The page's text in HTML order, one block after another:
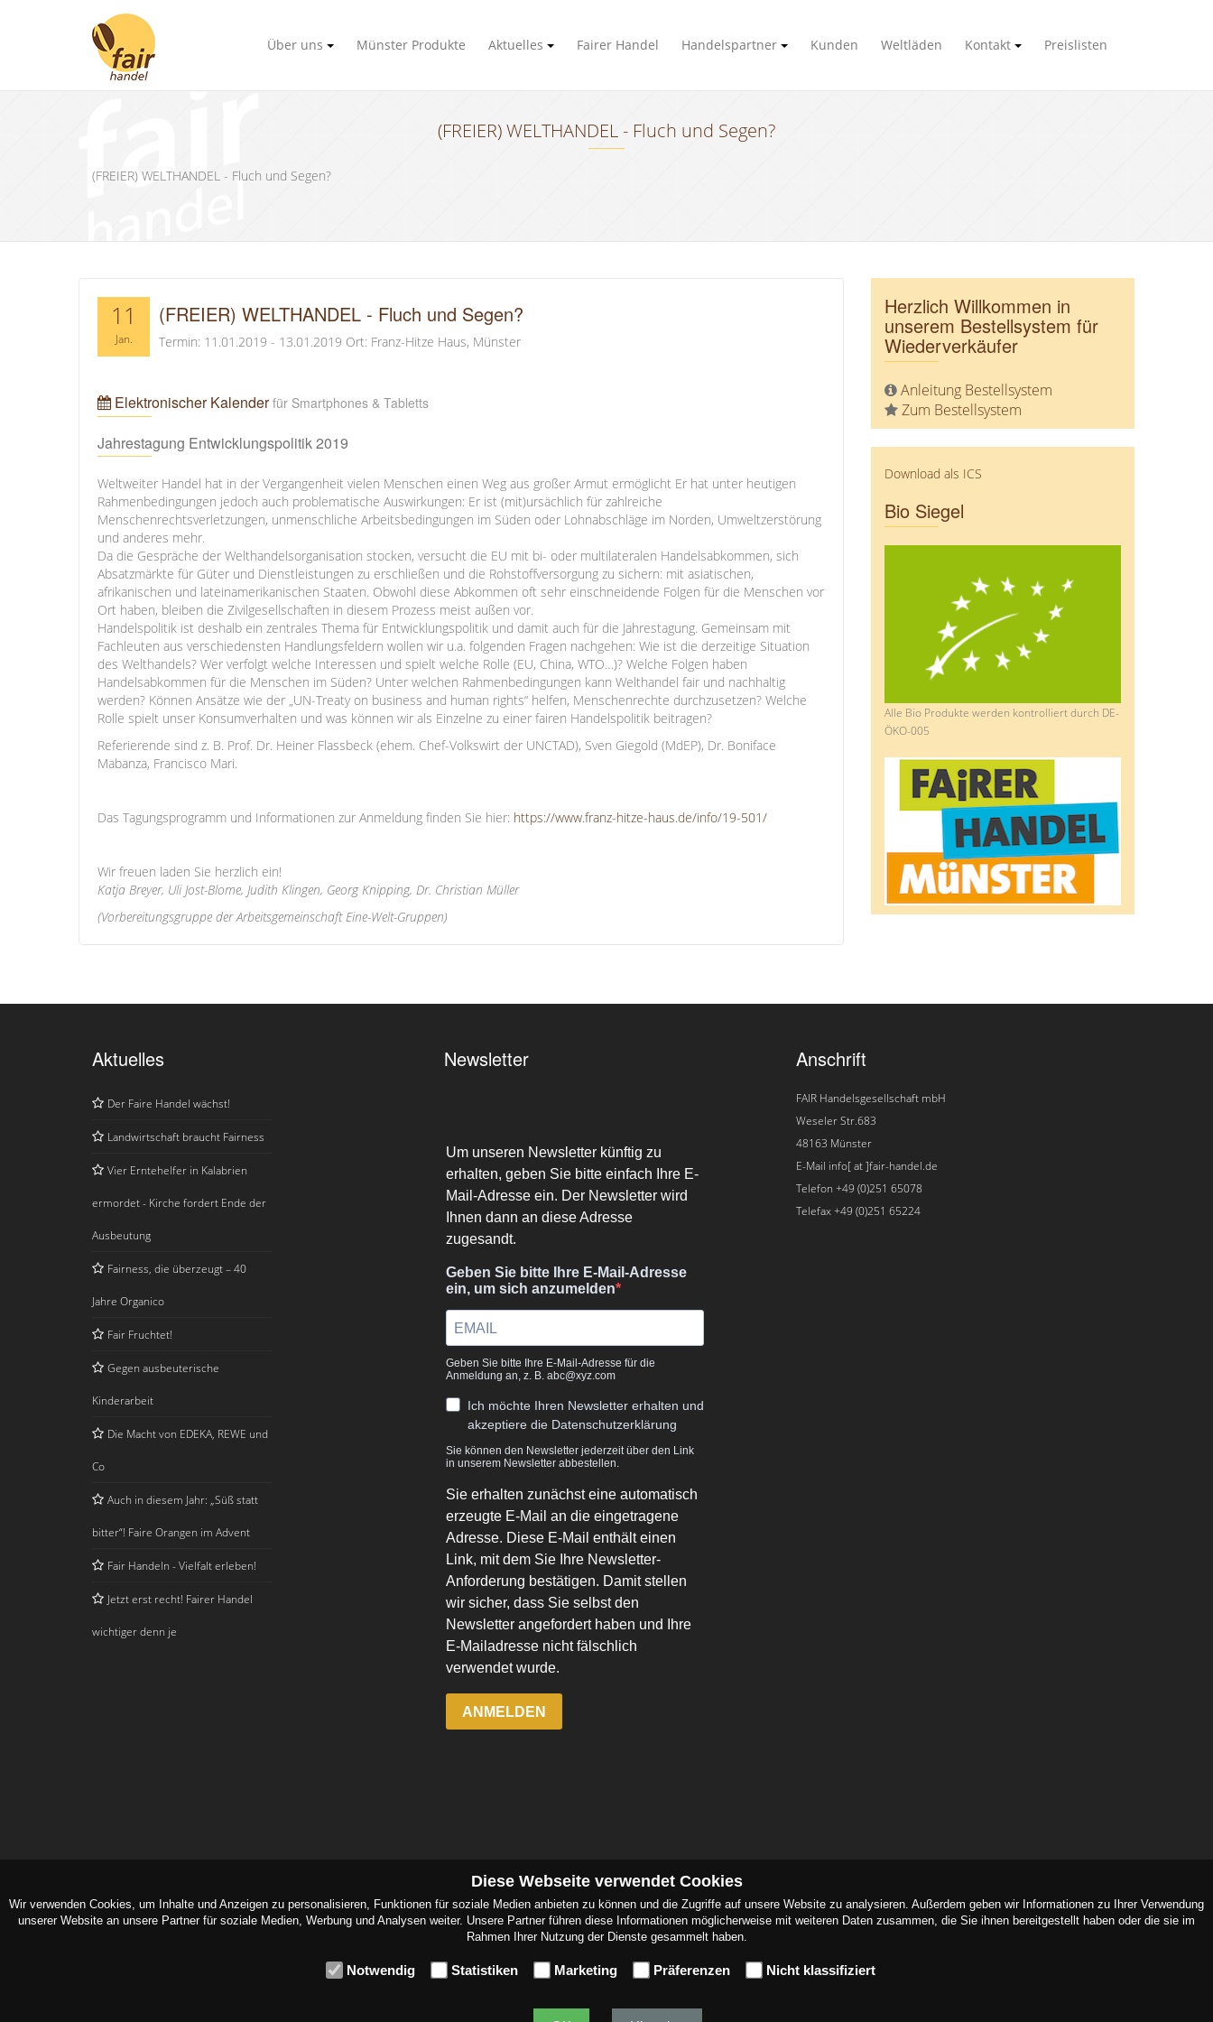
Über uns Münster Produkte Aktuelles Fairer Handel Handelspartner Kunden Weltläden Kontakt Preislisten
(FREIER) WELTHANDEL - Fluch und Segen?
(FREIER) WELTHANDEL - Fluch und Segen?
11
Jan.
(FREIER) WELTHANDEL - Fluch und Segen?
Termin: 11.01.2019 - 13.01.2019 Ort: Franz-Hitze Haus, Münster
Elektronischer Kalender für Smartphones & Tabletts
Jahrestagung Entwicklungspolitik 2019
Weltweiter Handel hat in der Vergangenheit vielen Menschen einen Weg aus großer Armut ermöglicht Er hat unter heutigen
Rahmenbedingungen jedoch auch problematische Auswirkungen: Er ist (mit)ursächlich für zahlreiche
Menschenrechtsverletzungen, unmenschliche Arbeitsbedingungen im Süden oder Lohnabschläge im Norden, Umweltzerstörung
und anderes mehr.
Da die Gespräche der Welthandelsorganisation stocken, versucht die EU mit bi- oder multilateralen Handelsabkommen, sich
Absatzmärkte für Güter und Dienstleistungen zu erschließen und die Rohstoffversorgung zu sichern: mit asiatischen,
afrikanischen und lateinamerikanischen Staaten. Obwohl diese Abkommen oft sehr einschneidende Folgen für die Menschen vor
Ort haben, bleiben die Zivilgesellschaften in diesem Prozess meist außen vor.
Handelspolitik ist deshalb ein zentrales Thema für Entwicklungspolitik und damit auch für die Jahrestagung. Gemeinsam mit
Fachleuten aus verschiedensten Handlungsfeldern wollen wir u.a. folgenden Fragen nachgehen: Wie ist die derzeitige Situation
des Welthandels? Wer verfolgt welche Interessen und spielt welche Rolle (EU, China, WTO…)? Welche Folgen haben
Handelsabkommen für die Menschen im Süden? Unter welchen Rahmenbedingungen kann Welthandel fair und nachhaltig
werden? Können Ansätze wie der „UN-Treaty on business and human rights“ helfen, Menschenrechte durchzusetzen? Welche
Rolle spielt unser Konsumverhalten und was können wir als Einzelne zu einer fairen Handelspolitik beitragen?
Referierende sind z. B. Prof. Dr. Heiner Flassbeck (ehem. Chef-Volkswirt der UNCTAD), Sven Giegold (MdEP), Dr. Boniface
Mabanza, Francisco Mari.
Das Tagungsprogramm und Informationen zur Anmeldung finden Sie hier: https://www.franz-hitze-haus.de/info/19-501/
Wir freuen laden Sie herzlich ein!
Katja Breyer, Uli Jost-Blome, Judith Klingen, Georg Knipping, Dr. Christian Müller
(Vorbereitungsgruppe der Arbeitsgemeinschaft Eine-Welt-Gruppen)
Herzlich Willkommen in
unserem Bestellsystem für
Wiederverkäufer
Anleitung Bestellsystem
Zum Bestellsystem
Download als ICS
Bio Siegel
Alle Bio Produkte werden kontrolliert durch DE-
ÖKO-005
Aktuelles
Der Faire Handel wächst!
Landwirtschaft braucht Fairness
Vier Erntehelfer in Kalabrien
ermordet - Kirche fordert Ende der
Ausbeutung
Fairness, die überzeugt – 40
Jahre Organico
Fair Fruchtet!
Gegen ausbeuterische
Kinderarbeit
Die Macht von EDEKA, REWE und
Co
Auch in diesem Jahr: „Süß statt
bitter“! Faire Orangen im Advent
Fair Handeln - Vielfalt erleben!
Jetzt erst recht! Fairer Handel
wichtiger denn je
Newsletter Anschrift
FAIR Handelsgesellschaft mbH
Weseler Str.683
48163 Münster
E-Mail info[ at ]fair-handel.de
Telefon +49 (0)251 65078
Telefax +49 (0)251 65224
Diese Webseite verwendet Cookies
Wir verwenden Cookies, um Inhalte und Anzeigen zu personalisieren, Funktionen für soziale Medien anbieten zu können und die Zugriffe auf unsere Website zu analysieren. Außerdem geben wir Informationen zu Ihrer Verwendung
unserer Website an unsere Partner für soziale Medien, Werbung und Analysen weiter. Unsere Partner führen diese Informationen möglicherweise mit weiteren Daten zusammen, die Sie ihnen bereitgestellt haben oder die sie im
Rahmen Ihrer Nutzung der Dienste gesammelt haben.
Notwendig Statistiken Marketing Präferenzen Nicht klassifiziert